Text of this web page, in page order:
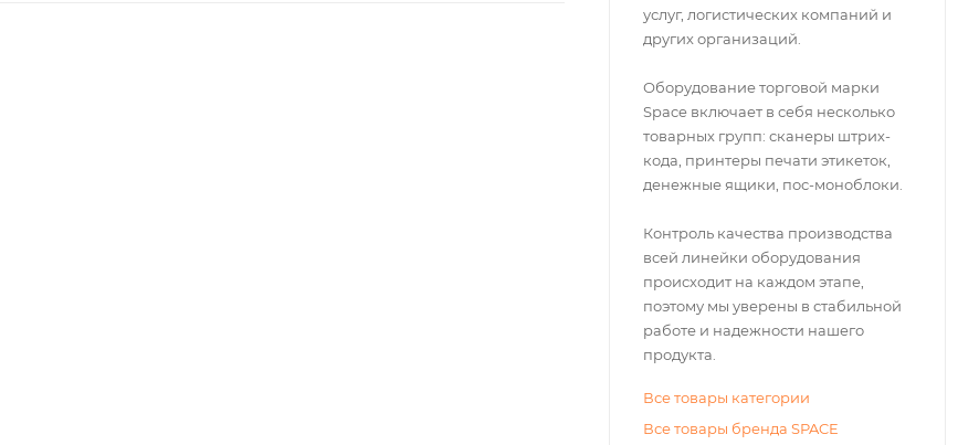
услуг, логистических компаний и
других организаций.
Оборудование торговой марки
Space включает в себя несколько
товарных групп: сканеры штрих-
кода, принтеры печати этикеток,
денежные ящики, пос-моноблоки.
Контроль качества производства
всей линейки оборудования
происходит на каждом этапе,
поэтому мы уверены в стабильной
работе и надежности нашего
продукта.
Все товары категории
Все товары бренда SPACE